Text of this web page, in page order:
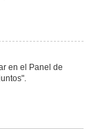
en el Panel de